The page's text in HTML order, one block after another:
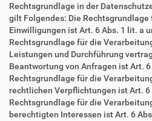
Rechtsgrundlage in der
gilt Folgendes: Die Rechtsgrundlage
Einwilligungen ist Art. 6 Abs. 1 lit. a
Rechtsgrundlage für die
Leistungen und Durchführung
Beantwortung von Anfragen ist Art. 6
Rechtsgrundlage für die
rechtlichen Verpflichtungen ist Art. 6
Rechtsgrundlage für die
berechtigten Interessen ist Art. 6